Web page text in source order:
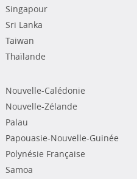
Singapour
Sri Lanka
Taiwan
Thaïlande
Nouvelle-Calédonie
Nouvelle-Zélande
Palau
Papouasie-Nouvelle-Guinée
Polynésie Française
Samoa